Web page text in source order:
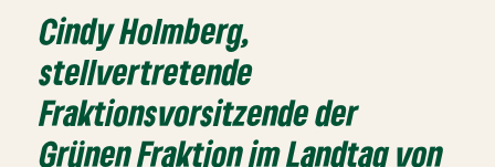
Cindy Holmberg,
stellvertretende
Fraktionsvorsitzende der
Grünen Fraktion im Landtag von